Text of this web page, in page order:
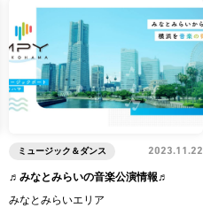
♬みなとみらいの音楽公演情報♬
みなとみらいエリア
ミュージック＆ダンス 2023.11.22